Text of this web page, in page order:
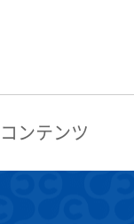
コンテンツ